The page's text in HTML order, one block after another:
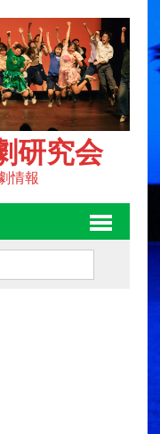
研究会
情報